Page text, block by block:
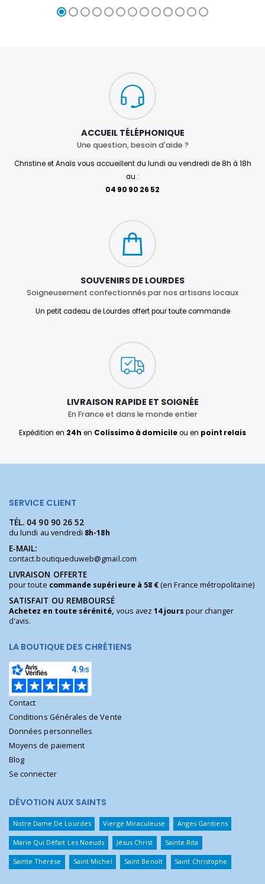
ACCUEIL TÉLÉPHONIQUE
Une question, besoin d'aide ?
Christine et Anaïs vous accueillent du lundi au vendredi de 8h à 18h
au :
04 90 90 26 52
SOUVENIRS DE LOURDES
Soigneusement confectionnés par nos artisans locaux
Un petit cadeau de Lourdes offert pour toute commande
LIVRAISON RAPIDE ET SOIGNÉE
En France et dans le monde entier
Expédition en 24h en Colissimo à domicileou en point relais
SERVICE CLIENT
TÉL. 04 90 90 26 52
du lundi au vendredi 8h-18h
E-MAIL:
contact.boutiqueduweb@gmail.com
LIVRAISON OFFERTE
pour toute commande supérieure à 58 €(en France métropolitaine)
SATISFAIT OU REMBOURSÉ
Achetez en toute sérénité, vous avez14 jours pour changer
d'avis.
LA BOUTIQUE DES CHRÉTIENS
Contact
Conditions Générales de Vente
Données personnelles
Moyens de paiement
Blog
Se connecter
DÉVOTION AUX SAINTS
Notre Dame De Lourdes Vierge Miraculeuse Anges Gardiens
Marie Qui Défait Les Noeuds Jésus Christ Sainte Rita
Sainte Thérèse Saint Michel Saint Benoît Saint Christophe